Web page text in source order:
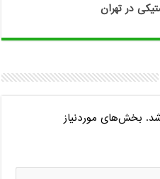
در تهران
بخش‌های موردنیاز